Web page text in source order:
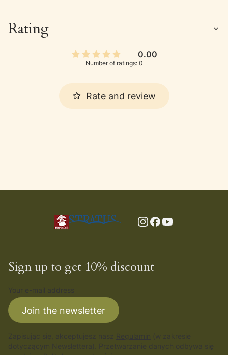
Rating
0.00
Number of ratings: 0
Rate and review
Sign up to get 10% discount
Join the newsletter